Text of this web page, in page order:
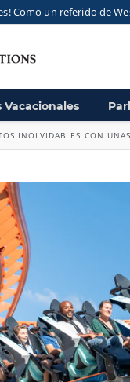
Como un referido de
Vacacionales
INOLVIDABLES CON